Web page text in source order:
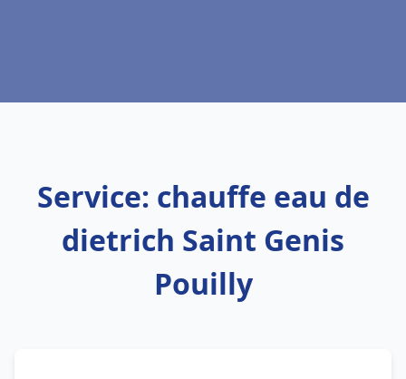
Service: chauffe eau de
dietrich Saint Genis
Pouilly